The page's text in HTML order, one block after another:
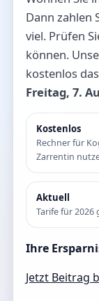
Dann zahlen
viel. Prüfen
können.
kostenlos
Freitag, 7.
Kostenlos
Rechner für
Zarrentin
Aktuell
Tarife für 2026
Ihre
Jetzt Beitrag